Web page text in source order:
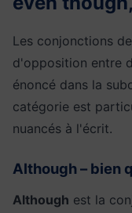
Les conjonctions
d'opposition entre
énoncé dans la
catégorie est
nuancés à l'écrit.
Although – bien
Although est la